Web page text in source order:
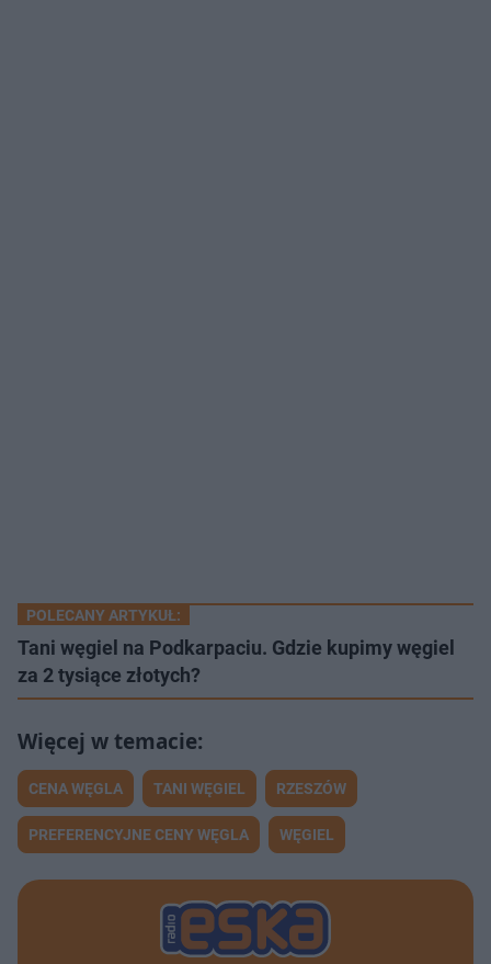
POLECANY ARTYKUŁ:
Tani węgiel na Podkarpaciu. Gdzie kupimy węgiel
za 2 tysiące złotych?
CENA WĘGLA TANI WĘGIEL RZESZÓW
PREFERENCYJNE CENY WĘGLA WĘGIEL